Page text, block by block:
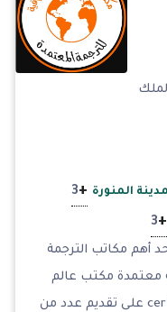
المنورة +
3
+
3
أهم مكاتب الترجمة
معتمدة مكتب عالم
الترجمة الاحترافية certified translation على تقديم عدد من